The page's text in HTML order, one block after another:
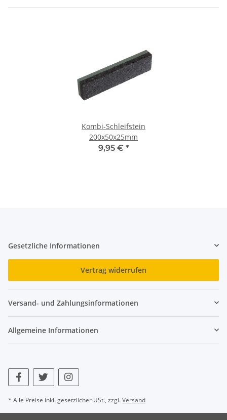
Kombi-Schleifstein
200x50x25mm
9,95 € *
Gesetzliche Informationen
Vertrag widerrufen
Versand- und Zahlungsinformationen
Allgemeine Informationen
* Alle Preise inkl. gesetzlicher USt., zzgl.Versand